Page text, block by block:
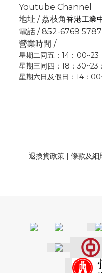
Youtube Channel
地址 / 荔枝角香港工業
電話 / 852-6769 5787
營業時間 /
星期二同五：14：00~23
星期三同四：18：30~23
星期六日及假日：14：
退換貨政策| 條款及細